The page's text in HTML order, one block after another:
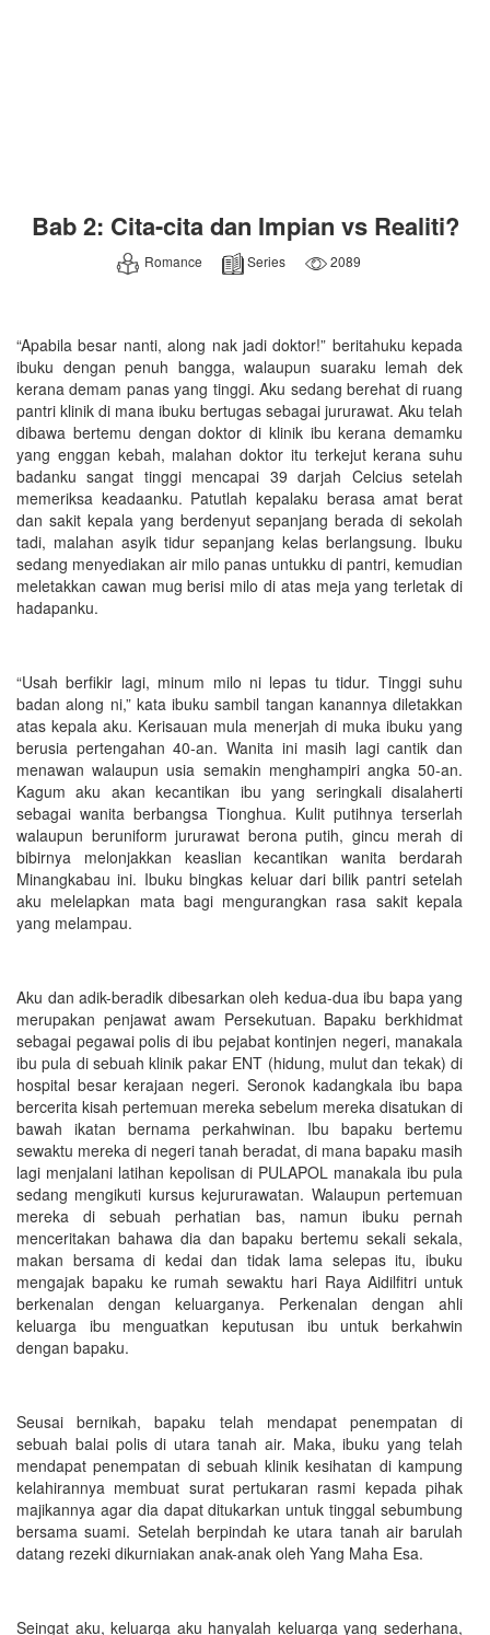
Bab 2: Cita-cita dan Impian vs Realiti?
Romance Series 2089
“Apabila besar nanti, along nak jadi doktor!” beritahuku kepada
ibuku dengan penuh bangga, walaupun suaraku lemah dek
kerana demam panas yang tinggi. Aku sedang berehat di ruang
pantri klinik di mana ibuku bertugas sebagai jururawat. Aku telah
dibawa bertemu dengan doktor di klinik ibu kerana demamku
yang enggan kebah, malahan doktor itu terkejut kerana suhu
badanku sangat tinggi mencapai 39 darjah Celcius setelah
memeriksa keadaanku. Patutlah kepalaku berasa amat berat
dan sakit kepala yang berdenyut sepanjang berada di sekolah
tadi, malahan asyik tidur sepanjang kelas berlangsung. Ibuku
sedang menyediakan air milo panas untukku di pantri, kemudian
meletakkan cawan mug berisi milo di atas meja yang terletak di
hadapanku.
“Usah berfikir lagi, minum milo ni lepas tu tidur. Tinggi suhu
badan along ni,” kata ibuku sambil tangan kanannya diletakkan
atas kepala aku. Kerisauan mula menerjah di muka ibuku yang
berusia pertengahan 40-an. Wanita ini masih lagi cantik dan
menawan walaupun usia semakin menghampiri angka 50-an.
Kagum aku akan kecantikan ibu yang seringkali disalaherti
sebagai wanita berbangsa Tionghua. Kulit putihnya terserlah
walaupun beruniform jururawat berona putih, gincu merah di
bibirnya melonjakkan keaslian kecantikan wanita berdarah
Minangkabau ini. Ibuku bingkas keluar dari bilik pantri setelah
aku melelapkan mata bagi mengurangkan rasa sakit kepala
yang melampau.
Aku dan adik-beradik dibesarkan oleh kedua-dua ibu bapa yang
merupakan penjawat awam Persekutuan. Bapaku berkhidmat
sebagai pegawai polis di ibu pejabat kontinjen negeri, manakala
ibu pula di sebuah klinik pakar ENT (hidung, mulut dan tekak) di
hospital besar kerajaan negeri. Seronok kadangkala ibu bapa
bercerita kisah pertemuan mereka sebelum mereka disatukan di
bawah ikatan bernama perkahwinan. Ibu bapaku bertemu
sewaktu mereka di negeri tanah beradat, di mana bapaku masih
lagi menjalani latihan kepolisan di PULAPOL manakala ibu pula
sedang mengikuti kursus kejururawatan. Walaupun pertemuan
mereka di sebuah perhatian bas, namun ibuku pernah
menceritakan bahawa dia dan bapaku bertemu sekali sekala,
makan bersama di kedai dan tidak lama selepas itu, ibuku
mengajak bapaku ke rumah sewaktu hari Raya Aidilfitri untuk
berkenalan dengan keluarganya. Perkenalan dengan ahli
keluarga ibu menguatkan keputusan ibu untuk berkahwin
dengan bapaku.
Seusai bernikah, bapaku telah mendapat penempatan di
sebuah balai polis di utara tanah air. Maka, ibuku yang telah
mendapat penempatan di sebuah klinik kesihatan di kampung
kelahirannya membuat surat pertukaran rasmi kepada pihak
majikannya agar dia dapat ditukarkan untuk tinggal sebumbung
bersama suami. Setelah berpindah ke utara tanah air barulah
datang rezeki dikurniakan anak-anak oleh Yang Maha Esa.
Seingat aku, keluarga aku hanyalah keluarga yang sederhana,